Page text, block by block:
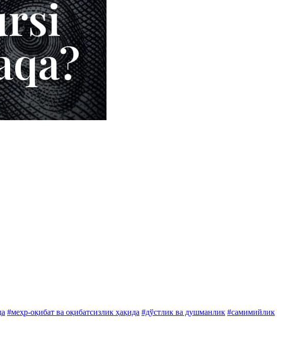
#меҳр-оқибат ва оқибатсизлик ҳақида #дўстлик ва душманлик #самимийлик